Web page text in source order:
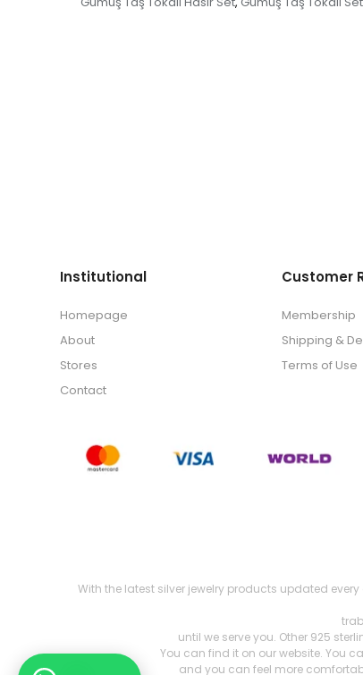
Institutional
Homepage
About
Stores
Contact
Customer
Membership
Shipping &
Terms of Use
With the latest silver jewelry products updated
until we serve you. Other 925
You can find it on our website. You
and you can feel more